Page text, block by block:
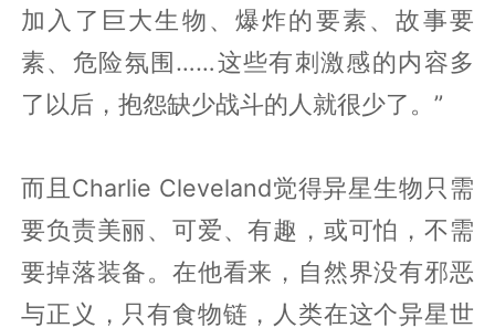
加入了巨大生物、爆炸的要素、故事要
素、危险氛围……这些有刺激感的内容多
了以后，抱怨缺少战斗的人就很少了。”
而且Charlie Cleveland觉得异星生物只需
要负责美丽、可爱、有趣，或可怕，不需
要掉落装备。在他看来，自然界没有邪恶
与正义，只有食物链，人类在这个异星世